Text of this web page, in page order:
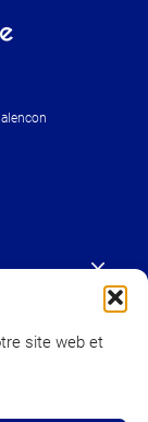
site web et